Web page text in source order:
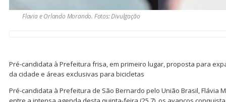
Flavia e Orlando Morando. Fotos: Divulgação
Pré-candidata à Prefeitura frisa, em primeiro lugar, proposta para
da cidade e áreas exclusivas para bicicletas
Pré-candidata à Prefeitura de São Bernardo pelo União Brasil, Flávia